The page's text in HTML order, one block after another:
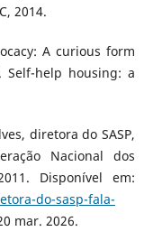
2014.
A curious form
Self-help housing: a
diretora do SASP,
Nacional dos
Disponível em:
do-sasp-fala-
mar. 2026.